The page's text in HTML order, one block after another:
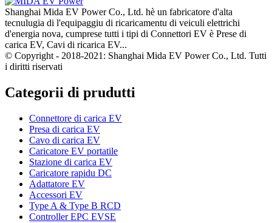
Shanghai Mida EV Power Co., Ltd. hè un fabricatore d'alta
tecnulugia di l'equipaggiu di ricaricamentu di veiculi elettrichi
d'energia nova, cumprese tutti i tipi di Connettori EV è Prese di
carica EV, Cavi di ricarica EV...
© Copyright - 2018-2021: Shanghai Mida EV Power Co., Ltd. Tutti
i diritti riservati
Categorii di prudutti
Connettore di carica EV
Presa di carica EV
Cavo di carica EV
Caricatore EV portatile
Stazione di carica EV
Caricatore rapidu DC
Adattatore EV
Accessori EV
Type A & Type B RCD
Controller EPC EVSE